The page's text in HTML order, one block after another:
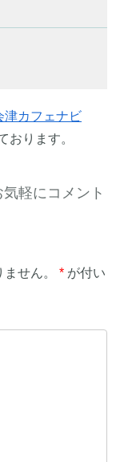
津カフェナビ
おります。
軽にコメント
せん。 * が付い